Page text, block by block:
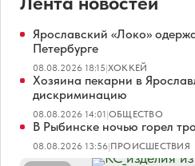
Ярославский «Локо»
Петербурге
08.08.2026 18:15|ХОККЕЙ
Хозяина пекарни в
дискриминацию
08.08.2026 14:01|ОБЩЕСТВО
В Рыбинске ночью горел
08.08.2026 13:56|ПРОИСШЕСТВИЯ